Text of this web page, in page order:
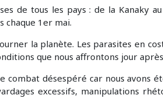
de tous les pays : de la Kanaky
1er mai.
la planète. Les parasites en
que nous affrontons jour
désespéré car nous avons
excessifs, manipulations